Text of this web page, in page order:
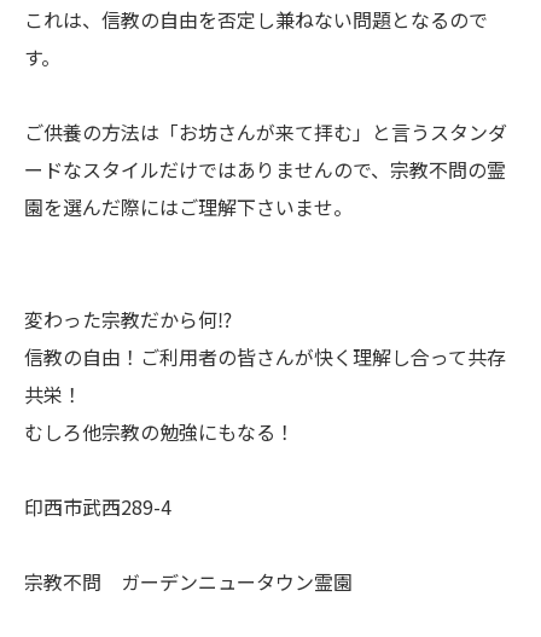
これは、信教の自由を否定し兼ねない問題となるので
す。
ご供養の方法は「お坊さんが来て拝む」と言うスタンダ
ードなスタイルだけではありませんので、宗教不問の霊
園を選んだ際にはご理解下さいませ。
変わった宗教だから何⁉
信教の自由！ご利用者の皆さんが快く理解し合って共存
共栄！
むしろ他宗教の勉強にもなる！
印西市武西289-4
宗教不問 ガーデンニュータウン霊園